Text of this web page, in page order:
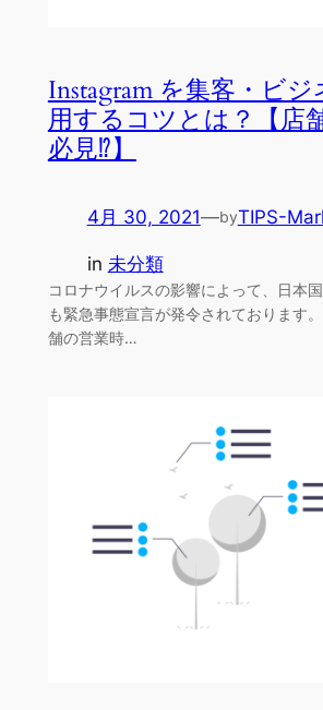
Instagram を集客・ビ
用するコツとは？【店
必見⁉】
4月 30, 2021—byTIPS-
in 未分類
コロナウイルスの影響によって、日本
も緊急事態宣言が発令されております
舗の営業時…